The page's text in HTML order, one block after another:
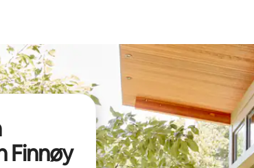
Finnøy